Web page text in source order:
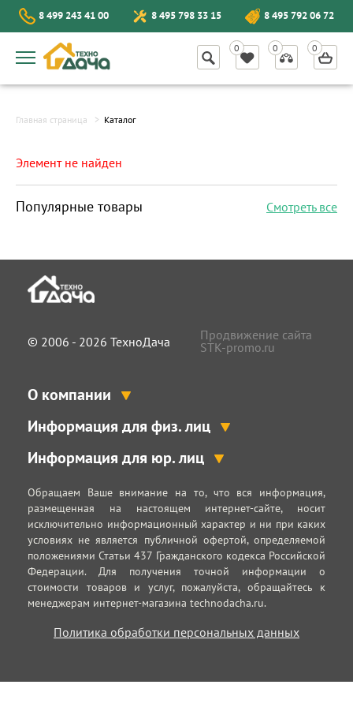
8 499 243 41 00 8 495 798 33 15 8 495 792 06 72
Главная страница Каталог
Элемент не найден
Популярные товары Смотреть все
© 2006 - 2026 ТехноДача
Продвижение сайта
STK-promo.ru
О компании
Информация для физ. лиц
Информация для юр. лиц
Обращаем Ваше внимание на то, что вся информация,
размещенная на настоящем интернет-сайте, носит
исключительно информационный характер и ни при каких
условиях не является публичной офертой, определяемой
положениями Статьи 437 Гражданского кодекса Российской
Федерации. Для получения точной информации о
стоимости товаров и услуг, пожалуйста, обращайтесь к
менеджерам интернет-магазина technodacha.ru.
Политика обработки персональных данных